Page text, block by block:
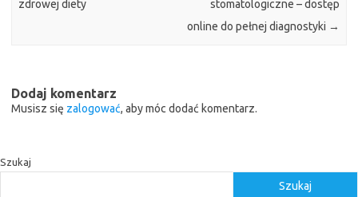
zdrowej diety
stomatologiczne – dostęp
online do pełnej diagnostyki →
Dodaj komentarz
Musisz się zalogować, aby móc dodać komentarz.
Szukaj
Szukaj